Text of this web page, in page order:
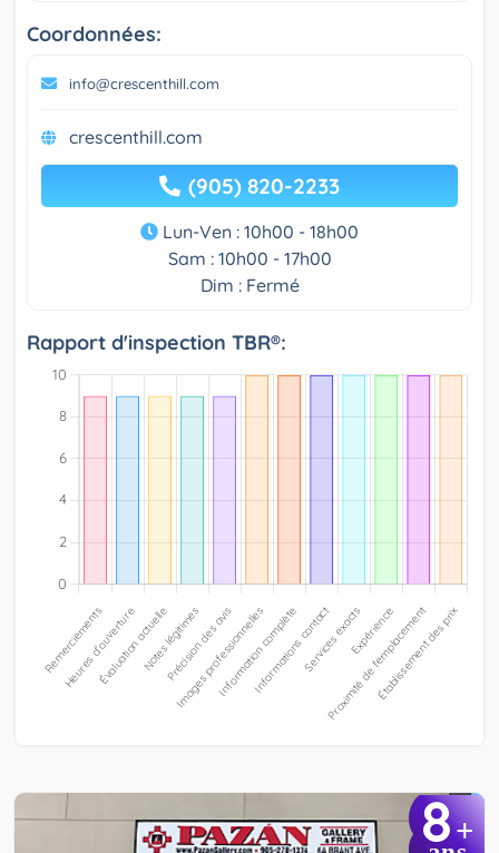
Coordonnées:
info@crescenthill.com
crescenthill.com
(905) 820-2233
Lun-Ven : 10h00 - 18h00
Sam : 10h00 - 17h00
Dim : Fermé
Rapport d'inspection TBR®:
8+